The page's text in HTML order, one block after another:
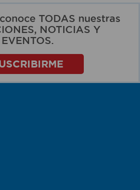
TODAS nuestras
NOTICIAS Y
EVENTOS.